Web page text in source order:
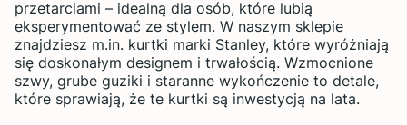
przetarciami – idealną dla osób, które lubią
eksperymentować ze stylem. W naszym sklepie
znajdziesz m.in. kurtki marki Stanley, które wyróżniają
się doskonałym designem i trwałością. Wzmocnione
szwy, grube guziki i staranne wykończenie to detale,
które sprawiają, że te kurtki są inwestycją na lata.